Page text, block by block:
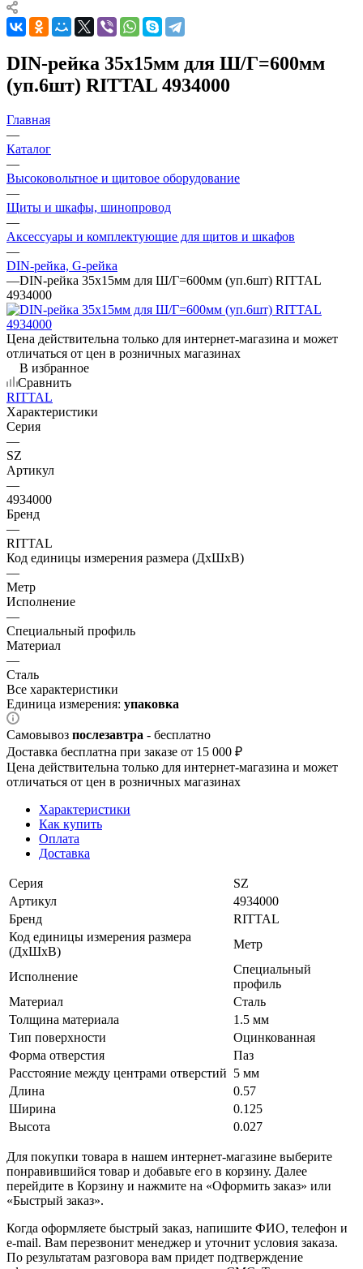
DIN-рейка 35х15мм для Ш/Г=600мм
(уп.6шт) RITTAL 4934000
Главная
—
Каталог
—
Высоковольтное и щитовое оборудование
—
Щиты и шкафы, шинопровод
—
Аксессуары и комплектующие для щитов и шкафов
—
DIN-рейка, G-рейка
—DIN-рейка 35х15мм для Ш/Г=600мм (уп.6шт) RITTAL
4934000
Цена действительна только для интернет-магазина и может
отличаться от цен в розничных магазинах
В избранное
Сравнить
RITTAL
Характеристики
Серия
—
SZ
Артикул
—
4934000
Бренд
—
RITTAL
Код единицы измерения размера (ДхШхВ)
—
Метр
Исполнение
—
Специальный профиль
Материал
—
Сталь
Все характеристики
Единица измерения: упаковка
Самовывоз послезавтра - бесплатно
Доставка бесплатна при заказе от 15 000 ₽
Цена действительна только для интернет-магазина и может
отличаться от цен в розничных магазинах
Характеристики
Как купить
Оплата
Доставка
Серия
SZ
Артикул
4934000
Бренд
RITTAL
Код единицы измерения размера
(ДхШхВ)
Метр
Исполнение
Специальный
профиль
Материал
Сталь
Толщина материала
1.5 мм
Тип поверхности
Оцинкованная
Форма отверстия
Паз
Расстояние между центрами отверстий 5 мм
Длина
0.57
Ширина
0.125
Высота
0.027
Для покупки товара в нашем интернет-магазине выберите
понравившийся товар и добавьте его в корзину. Далее
перейдите в Корзину и нажмите на «Оформить заказ» или
«Быстрый заказ».
Когда оформляете быстрый заказ, напишите ФИО, телефон и
e-mail. Вам перезвонит менеджер и уточнит условия заказа.
По результатам разговора вам придет подтверждение